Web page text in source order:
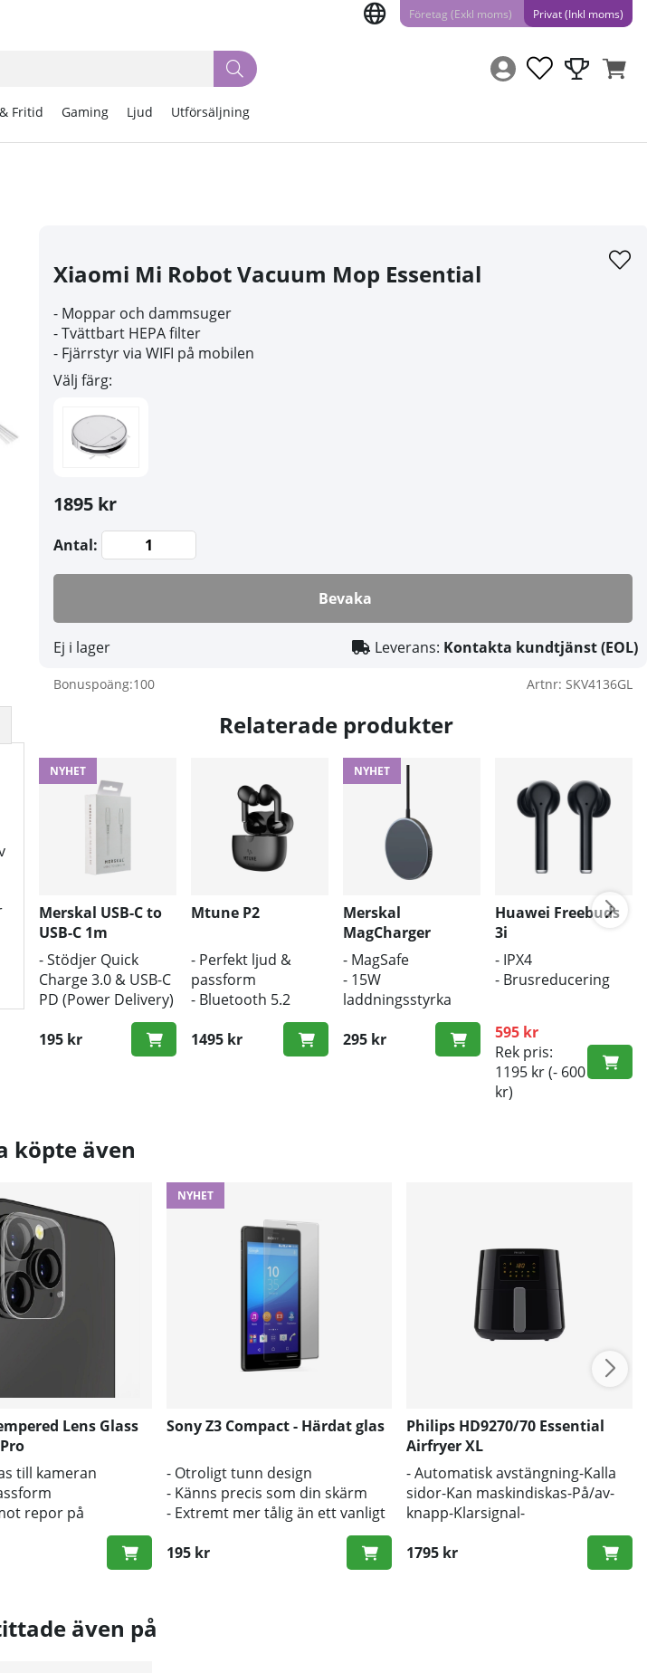
Företag (Exkl moms) Privat (Inkl moms)
Fritid Gaming Ljud Utförsäljning
Xiaomi Mi Robot Vacuum Mop Essential
- Moppar och dammsuger
- Tvättbart HEPA filter
- Fjärrstyr via WIFI på mobilen
Välj färg:
1895 kr
Antal:
Bevaka
Ej i lager Leverans: Kontakta kundtjänst (EOL)
Bonuspoäng:100 Artnr: SKV4136GL
Relaterade produkter
NYHET
Merskal USB-C to
USB-C 1m
- Stödjer Quick
Charge 3.0 & USB-C
PD (Power Delivery)
- Snabb hastighet
195 kr
Mtune P2
- Perfekt ljud &
passform
- Bluetooth 5.2
- Trådlös laddning
1495 kr
NYHET
Merskal
MagCharger
- MagSafe
- 15W
laddningsstyrka
- Trådlös laddare
295 kr
Huawei Freebuds
3i
- IPX4
- Brusreducering
595 kr
Rek pris:
1195 kr(- 600
kr)
köpte även
Lens Glass
till kameran
repor på
NYHET
Sony Z3 Compact - Härdat glas
- Otroligt tunn design
- Känns precis som din skärm
- Extremt mer tålig än ett vanligt
195 kr
Philips HD9270/70 Essential
Airfryer XL
- Automatisk avstängning-Kalla
sidor-Kan maskindiskas-På/av-
knapp-Klarsignal-
Strömlampa-QuickClean-LED-
skärm-Patenterad Rapid Air-
1795 kr
även på